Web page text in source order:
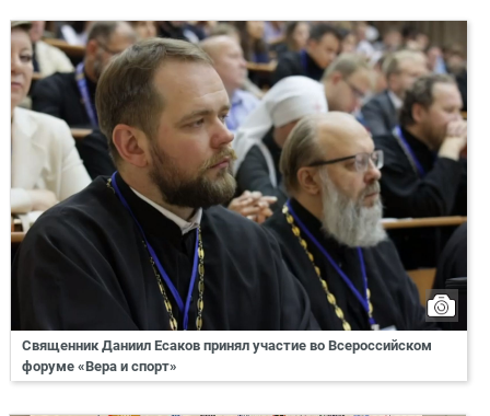
Священник Даниил Есаков принял участие во Всероссийском
форуме «Вера и спорт»